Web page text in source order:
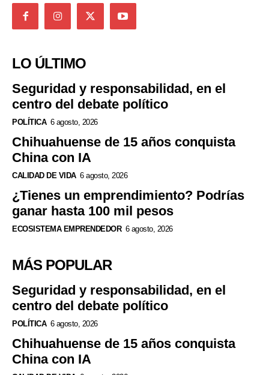
LO ÚLTIMO
Seguridad y responsabilidad, en el
centro del debate político
POLÍTICA 6 agosto, 2026
Chihuahuense de 15 años conquista
China con IA
CALIDAD DE VIDA 6 agosto, 2026
¿Tienes un emprendimiento? Podrías
ganar hasta 100 mil pesos
ECOSISTEMA EMPRENDEDOR 6 agosto, 2026
MÁS POPULAR
Seguridad y responsabilidad, en el
centro del debate político
POLÍTICA 6 agosto, 2026
Chihuahuense de 15 años conquista
China con IA